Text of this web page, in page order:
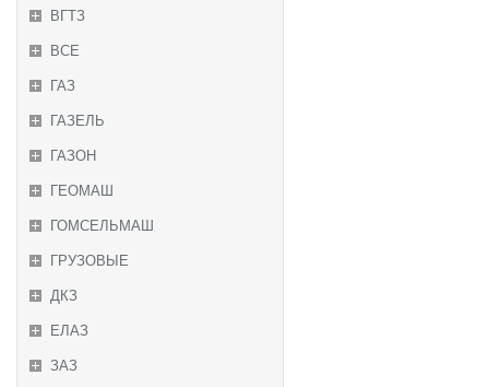
ВГТЗ
ВСЕ
ГАЗ
ГАЗЕЛЬ
ГАЗОН
ГЕОМАШ
ГОМСЕЛЬМАШ
ГРУЗОВЫЕ
ДКЗ
ЕЛАЗ
ЗАЗ